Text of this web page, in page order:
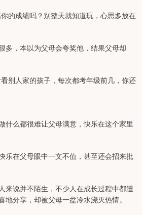
的成绩吗？别整天就知道玩，心思多放在
多，本以为父母会夸奖他，结果父母却
别人家的孩子，每次都考年级前几，你还
什么都很难让父母满意，快乐在这个家里
乐在父母眼中一文不值，甚至还会招来批
来说并不陌生，不少人在成长过程中都遭
地分享，却被父母一盆冷水浇灭热情。